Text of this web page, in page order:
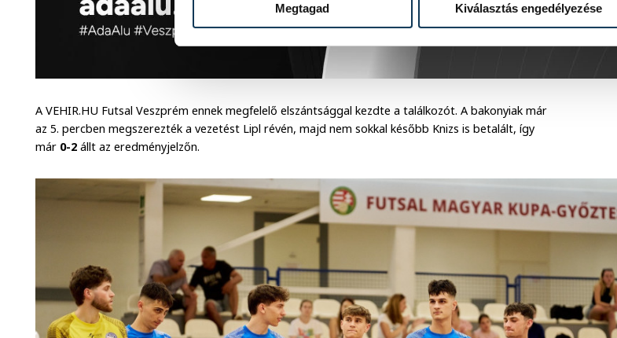
Megtagad Kiválasztás engedélyezése
A VEHIR.HU Futsal Veszprém ennek megfelelő elszántsággal kezdte a találkozót. A bakonyiak már
az 5. percben megszerezték a vezetést Lipl révén, majd nem sokkal később Knizs is betalált, így
már 0-2 állt az eredményjelzőn.